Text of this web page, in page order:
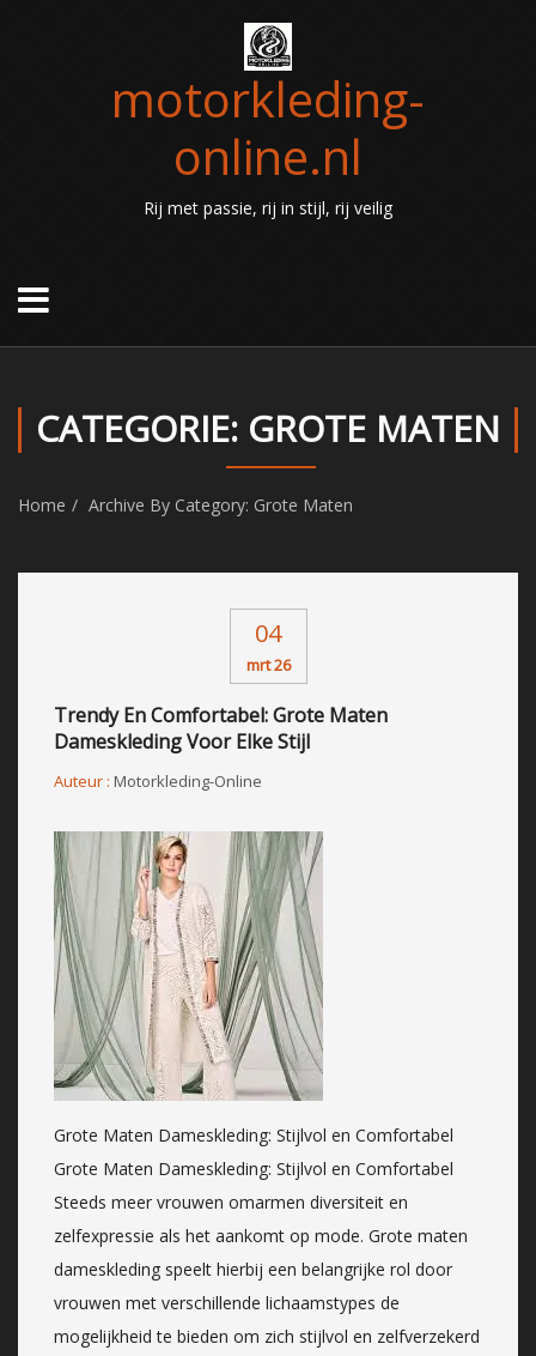
motorkleding-
online.nl
Rij met passie, rij in stijl, rij veilig
CATEGORIE: GROTE MATEN
Home Archive By Category: Grote Maten
04
mrt 26
Trendy En Comfortabel: Grote Maten
Dameskleding Voor Elke Stijl
Auteur : Motorkleding-Online
Grote Maten Dameskleding: Stijlvol en Comfortabel
Grote Maten Dameskleding: Stijlvol en Comfortabel
Steeds meer vrouwen omarmen diversiteit en
zelfexpressie als het aankomt op mode. Grote maten
dameskleding speelt hierbij een belangrijke rol door
vrouwen met verschillende lichaamstypes de
mogelijkheid te bieden om zich stijlvol en zelfverzekerd